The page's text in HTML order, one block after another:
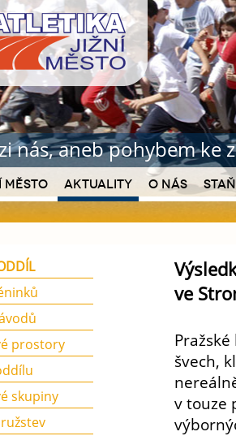
nás, aneb pohybem ke
Aktuality O nás
ve
švech,
v touze
prostory
skupiny